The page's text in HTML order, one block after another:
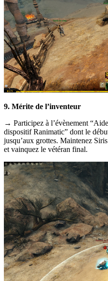
9. Mérite de l’inventeur
→ Participez à l’évènement
dispositif Ranimatic” dont le
jusqu’aux grottes. Maintenez
et vainquez le vétéran final.